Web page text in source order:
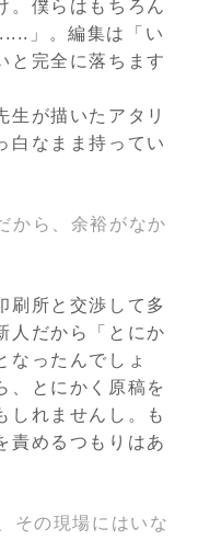
。僕らはもちろん
」。編集は「い
と完全に落ちます
生が描いたアタリ
白なまま持ってい
から、余裕がなか
刷所と交渉して多
人だから「とにか
なったんでしょ
、とにかく原稿を
しれませんし。も
責めるつもりはあ
その現場にはいな